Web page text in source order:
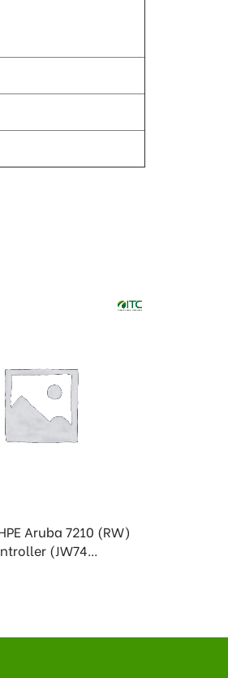
Aruba 7210 (RW)
(JW74...